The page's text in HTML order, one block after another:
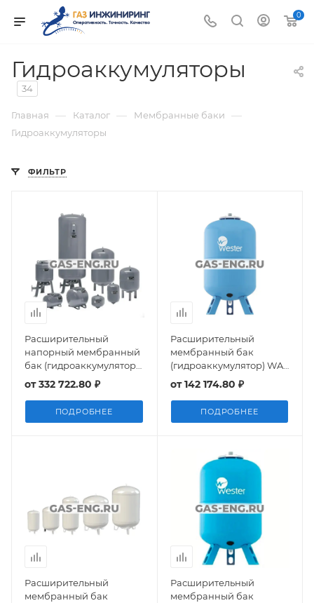
0
Гидроаккумуляторы
34
Главная — Каталог — Мембранные баки —
Гидроаккумуляторы
ФИЛЬТР
Расширительный
напорный мембранный
бак (гидроаккумулятор)
GT-U для систем
водоснабжения,
Grundfos
от332 722.80 ₽
ПОДРОБНЕЕ
Расширительный
мембранный бак
(гидроаккумулятор) WAV
750/1000, Wester
от142 174.80 ₽
ПОДРОБНЕЕ
Расширительный
мембранный бак
Расширительный
мембранный бак